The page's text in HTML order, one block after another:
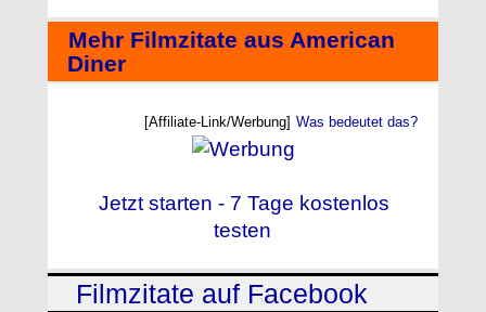
Mehr Filmzitate aus American
Diner
[Affiliate-Link/Werbung] Was bedeutet das?
Jetzt starten - 7 Tage kostenlos
testen
Filmzitate auf Facebook